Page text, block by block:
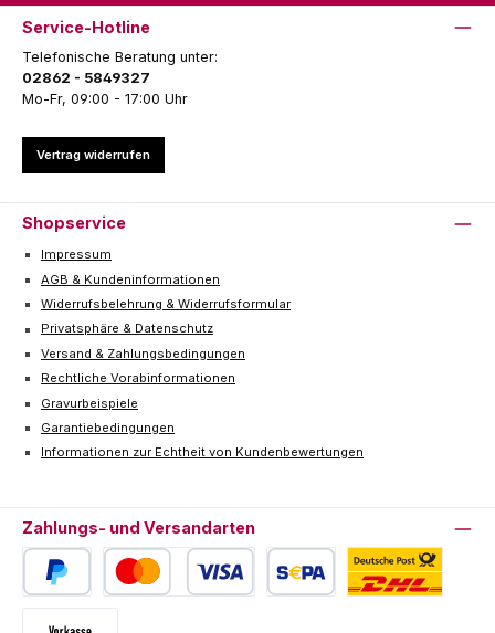
Service-Hotline
Telefonische Beratung unter:
02862 - 5849327
Mo-Fr, 09:00 - 17:00 Uhr
Vertrag widerrufen
Shopservice
Impressum
AGB & Kundeninformationen
Widerrufsbelehrung & Widerrufsformular
Privatsphäre & Datenschutz
Versand & Zahlungsbedingungen
Rechtliche Vorabinformationen
Gravurbeispiele
Garantiebedingungen
Informationen zur Echtheit von Kundenbewertungen
Zahlungs- und Versandarten